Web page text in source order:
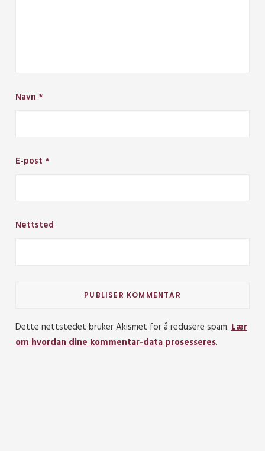
Navn *
E-post *
Nettsted
Dette nettstedet bruker Akismet for å redusere spam. Lær
om hvordan dine kommentar-data prosesseres.